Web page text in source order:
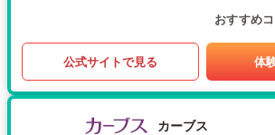
おすすめ
公式サイトで見る 体
カーブス